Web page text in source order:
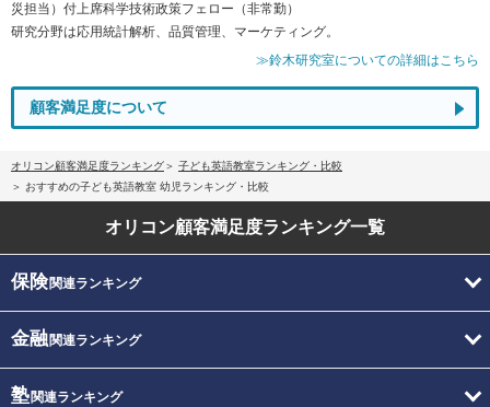
災担当）付上席科学技術政策フェロー（非常勤）
研究分野は応用統計解析、品質管理、マーケティング。
≫鈴木研究室についての詳細はこちら
顧客満足度について
オリコン顧客満足度ランキング
子ども英語教室ランキング・比較
おすすめの子ども英語教室 幼児ランキング・比較
オリコン顧客満足度ランキング一覧
保険関連ランキング
金融関連ランキング
塾関連ランキング